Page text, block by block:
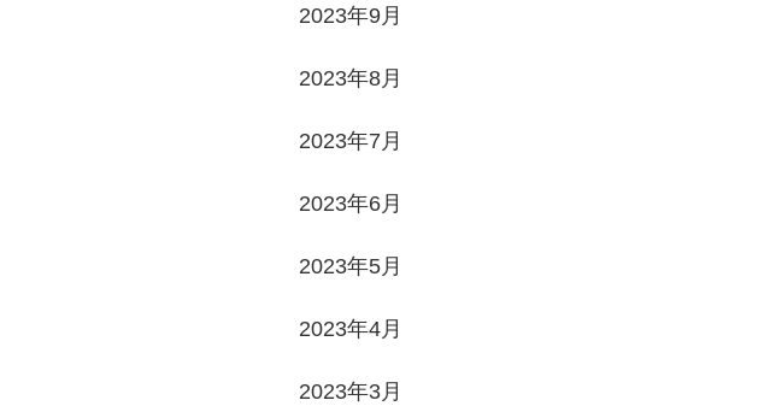
2023年9月
2023年8月
2023年7月
2023年6月
2023年5月
2023年4月
2023年3月